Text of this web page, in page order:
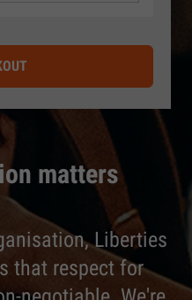
matters
Liberties
that respect for